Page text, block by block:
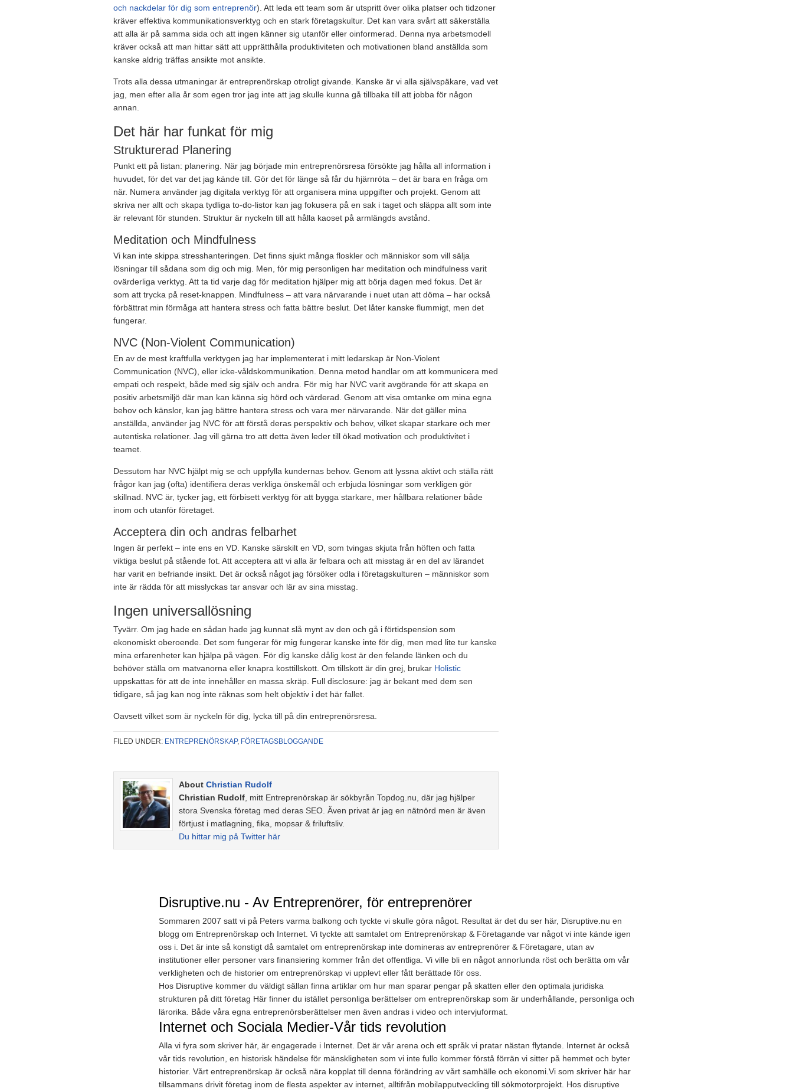
och nackdelar för dig som entreprenör). Att leda ett team som är utspritt över olika platser och tidzoner
kräver effektiva kommunikationsverktyg och en stark företagskultur. Det kan vara svårt att säkerställa
att alla är på samma sida och att ingen känner sig utanför eller oinformerad. Denna nya arbetsmodell
kräver också att man hittar sätt att upprätthålla produktiviteten och motivationen bland anställda som
kanske aldrig träffas ansikte mot ansikte.
Trots alla dessa utmaningar är entreprenörskap otroligt givande. Kanske är vi alla självspäkare, vad vet
jag, men efter alla år som egen tror jag inte att jag skulle kunna gå tillbaka till att jobba för någon
annan.
Det här har funkat för mig
Strukturerad Planering
Punkt ett på listan: planering. När jag började min entreprenörsresa försökte jag hålla all information i
huvudet, för det var det jag kände till. Gör det för länge så får du hjärnröta – det är bara en fråga om
när. Numera använder jag digitala verktyg för att organisera mina uppgifter och projekt. Genom att
skriva ner allt och skapa tydliga to-do-listor kan jag fokusera på en sak i taget och släppa allt som inte
är relevant för stunden. Struktur är nyckeln till att hålla kaoset på armlängds avstånd.
Meditation och Mindfulness
Vi kan inte skippa stresshanteringen. Det finns sjukt många floskler och människor som vill sälja
lösningar till sådana som dig och mig. Men, för mig personligen har meditation och mindfulness varit
ovärderliga verktyg. Att ta tid varje dag för meditation hjälper mig att börja dagen med fokus. Det är
som att trycka på reset-knappen. Mindfulness – att vara närvarande i nuet utan att döma – har också
förbättrat min förmåga att hantera stress och fatta bättre beslut. Det låter kanske flummigt, men det
fungerar.
NVC (Non-Violent Communication)
En av de mest kraftfulla verktygen jag har implementerat i mitt ledarskap är Non-Violent
Communication (NVC), eller icke-våldskommunikation. Denna metod handlar om att kommunicera med
empati och respekt, både med sig själv och andra. För mig har NVC varit avgörande för att skapa en
positiv arbetsmiljö där man kan känna sig hörd och värderad. Genom att visa omtanke om mina egna
behov och känslor, kan jag bättre hantera stress och vara mer närvarande. När det gäller mina
anställda, använder jag NVC för att förstå deras perspektiv och behov, vilket skapar starkare och mer
autentiska relationer. Jag vill gärna tro att detta även leder till ökad motivation och produktivitet i
teamet.
Dessutom har NVC hjälpt mig se och uppfylla kundernas behov. Genom att lyssna aktivt och ställa rätt
frågor kan jag (ofta) identifiera deras verkliga önskemål och erbjuda lösningar som verkligen gör
skillnad. NVC är, tycker jag, ett förbisett verktyg för att bygga starkare, mer hållbara relationer både
inom och utanför företaget.
Acceptera din och andras felbarhet
Ingen är perfekt – inte ens en VD. Kanske särskilt en VD, som tvingas skjuta från höften och fatta
viktiga beslut på stående fot. Att acceptera att vi alla är felbara och att misstag är en del av lärandet
har varit en befriande insikt. Det är också något jag försöker odla i företagskulturen – människor som
inte är rädda för att misslyckas tar ansvar och lär av sina misstag.
Ingen universallösning
Tyvärr. Om jag hade en sådan hade jag kunnat slå mynt av den och gå i förtidspension som
ekonomiskt oberoende. Det som fungerar för mig fungerar kanske inte för dig, men med lite tur kanske
mina erfarenheter kan hjälpa på vägen. För dig kanske dålig kost är den felande länken och du
behöver ställa om matvanorna eller knapra kosttillskott. Om tillskott är din grej, brukar Holistic
uppskattas för att de inte innehåller en massa skräp. Full disclosure: jag är bekant med dem sen
tidigare, så jag kan nog inte räknas som helt objektiv i det här fallet.
Oavsett vilket som är nyckeln för dig, lycka till på din entreprenörsresa.
FILED UNDER: ENTREPRENÖRSKAP, FÖRETAGSBLOGGANDE
About Christian Rudolf
Christian Rudolf , mitt Entreprenörskap är sökbyrån Topdog.nu, där jag hjälper
stora Svenska företag med deras SEO. Även privat är jag en nätnörd men är även
förtjust i matlagning, fika, mopsar & friluftsliv.
Du hittar mig på Twitter här
Disruptive.nu - Av Entreprenörer, för entreprenörer
Sommaren 2007 satt vi på Peters varma balkong och tyckte vi skulle göra något. Resultat är det du ser här, Disruptive.nu en
blogg om Entreprenörskap och Internet. Vi tyckte att samtalet om Entreprenörskap & Företagande var något vi inte kände igen
oss i. Det är inte så konstigt då samtalet om entreprenörskap inte domineras av entreprenörer & Företagare, utan av
institutioner eller personer vars finansiering kommer från det offentliga. Vi ville bli en något annorlunda röst och berätta om vår
verkligheten och de historier om entreprenörskap vi upplevt eller fått berättade för oss.
Hos Disruptive kommer du väldigt sällan finna artiklar om hur man sparar pengar på skatten eller den optimala juridiska
strukturen på ditt företag Här finner du istället personliga berättelser om entreprenörskap som är underhållande, personliga och
lärorika. Både våra egna entreprenörsberättelser men även andras i video och intervjuformat.
Internet och Sociala Medier-Vår tids revolution
Alla vi fyra som skriver här, är engagerade i Internet. Det är vår arena och ett språk vi pratar nästan flytande. Internet är också
vår tids revolution, en historisk händelse för mänskligheten som vi inte fullo kommer förstå förrän vi sitter på hemmet och byter
historier. Vårt entreprenörskap är också nära kopplat till denna förändring av vårt samhälle och ekonomi.Vi som skriver här har
tillsammans drivit företag inom de flesta aspekter av internet, alltifrån mobilapputveckling till sökmotorprojekt. Hos disruptive